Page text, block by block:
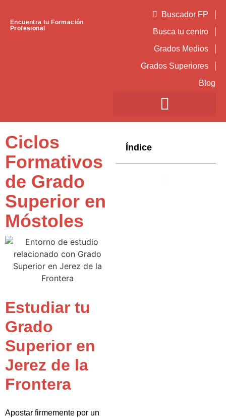
Encuentra tu Formación
Profesional
Buscador FP
Busca tu centro
Grados Medios
Grados Superiores
Blog
Ciclos
Formativos
de Grado
Superior en
Móstoles
Estudiar tu
Grado
Superior en
Jerez de la
Frontera
Apostar firmemente por un
Índice